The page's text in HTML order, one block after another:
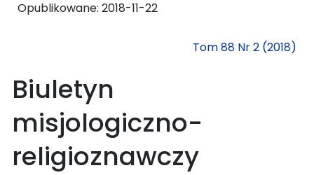
Opublikowane: 2018-11-22
Tom 88 Nr 2 (2018)
Biuletyn
misjologiczno-
religioznawczy